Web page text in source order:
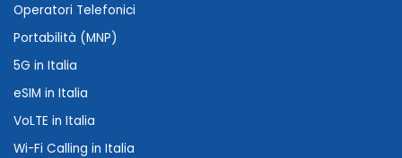
Operatori Telefonici
Portabilità (MNP)
5G in Italia
eSIM in Italia
VoLTE in Italia
Wi-Fi Calling in Italia